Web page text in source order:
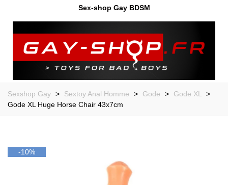
Sex-shop Gay BDSM
Sexshop Gay > Sextoy Anal Homme > Gode > Gode XL >
Gode XL Huge Horse Chair 43x7cm
-10%